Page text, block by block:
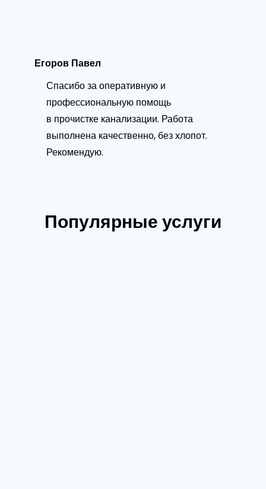
Егоров Павел
Спасибо за оперативную и
профессиональную помощь
в прочистке канализации. Работа
выполнена качественно, без хлопот.
Рекомендую.
Популярные услуги